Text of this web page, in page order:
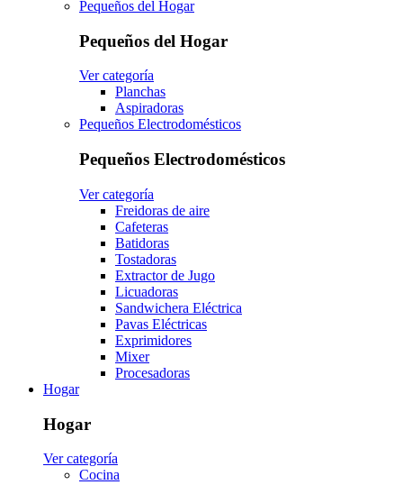
Pequeños del Hogar
Pequeños del Hogar
Ver categoría
Planchas
Aspiradoras
Pequeños Electrodomésticos
Pequeños Electrodomésticos
Ver categoría
Freidoras de aire
Cafeteras
Batidoras
Tostadoras
Extractor de Jugo
Licuadoras
Sandwichera Eléctrica
Pavas Eléctricas
Exprimidores
Mixer
Procesadoras
Hogar
Hogar
Ver categoría
Cocina